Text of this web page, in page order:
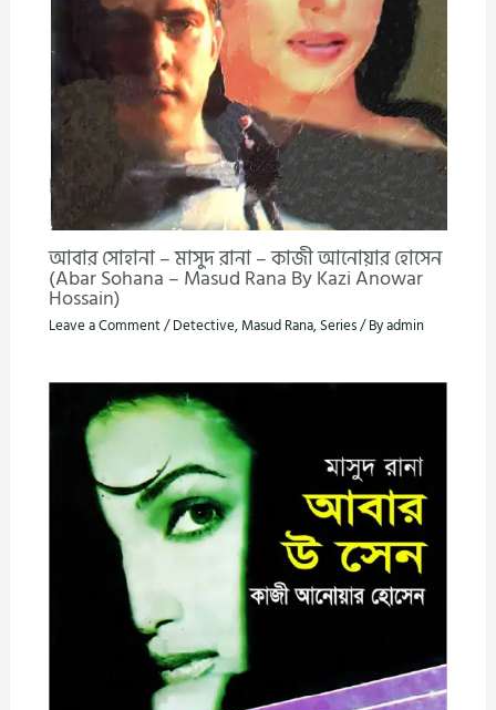
আবার সোহানা – মাসুদ রানা – কাজী আনোয়ার হোসেন
(Abar Sohana – Masud Rana By Kazi Anowar
Hossain)
Leave a Comment/Detective, Masud Rana, Series/ Byadmin